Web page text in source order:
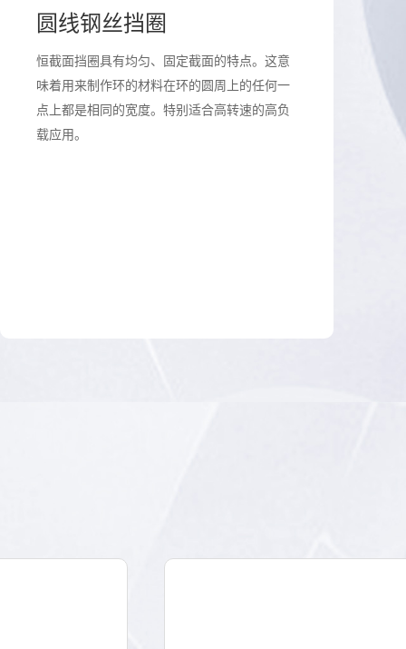
圆线钢丝挡圈
恒截面挡圈具有均匀、固定截面的特点。这意
味着用来制作环的材料在环的圆周上的任何一
点上都是相同的宽度。特别适合高转速的高负
载应用。